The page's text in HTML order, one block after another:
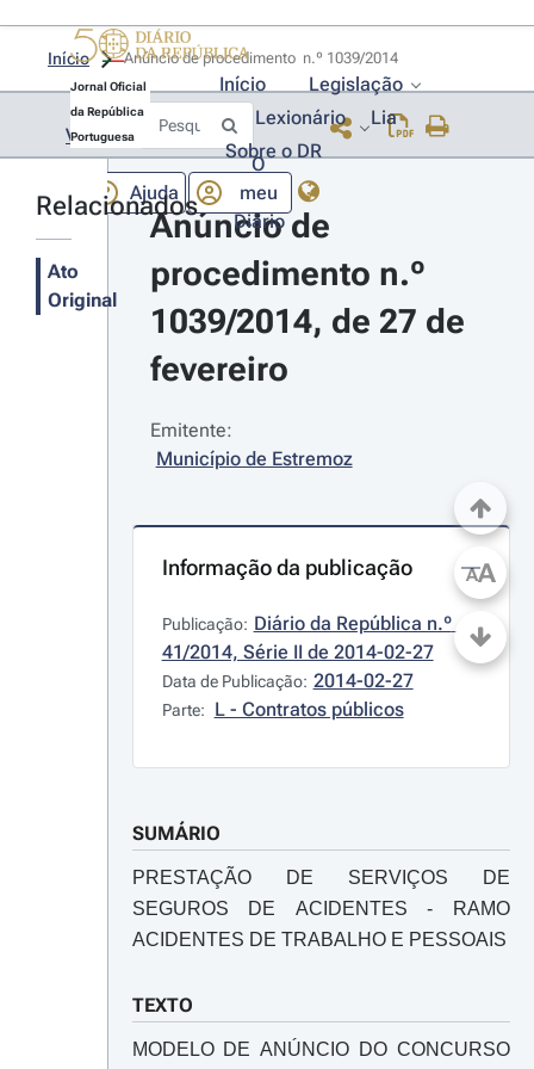
Jornal Oficial
da República
Portuguesa
Início
Legislação
Lexionário
Lia
Sobre o DR
Ajuda
O
meu
Diário
Início
Voltar
Relacionados
Ato
Original
Anúncio de
procedimento n.º
1039/2014, de 27 de
fevereiro
Emitente:
Município de Estremoz
Informação da publicação
Publicação: Diário da República n.º
41/2014, Série II de 2014-02-27
Data de Publicação: 2014-02-27
Parte: L - Contratos públicos
SUMÁRIO
PRESTAÇÃO DE SERVIÇOS DE
SEGUROS DE ACIDENTES - RAMO
ACIDENTES DE TRABALHO E PESSOAIS
TEXTO
MODELO DE ANÚNCIO DO CONCURSO
AA